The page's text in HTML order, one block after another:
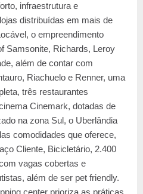
infraestrutura e
distribuídas em mais de
o empreendimento
Samsonite, Richards, Leroy
além de contar com
Riachuelo e Renner, uma
três restaurantes
Cinemark, dotadas de
na zona Sul, o Uberlândia
comodidades que oferece,
Cliente, Bicicletário, 2.400
vagas cobertas e
além de ser pet friendly.